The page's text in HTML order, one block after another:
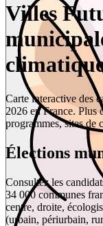
Villes
Carte interactive des
2026 en France. Plus
programmes, sites de
Élections
Consultez les
34 000 communes
centre, droite,
(urbain, périurbain,